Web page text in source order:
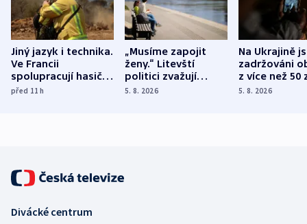
Jiný jazyk i technika.
Ve Francii
spolupracují hasiči z
různých zemí
před 11h
„Musíme zapojit
ženy.“ Litevští
politici zvažují
dohodu o
5. 8. 2026
Na Ukrajině
zadržováni
z více než 50
Bojovali na
5. 8. 2026
Divácké centrum